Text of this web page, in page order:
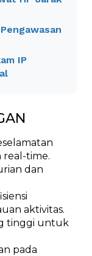
IP
real-time.
dan
aktivitas.
tinggi untuk
pada